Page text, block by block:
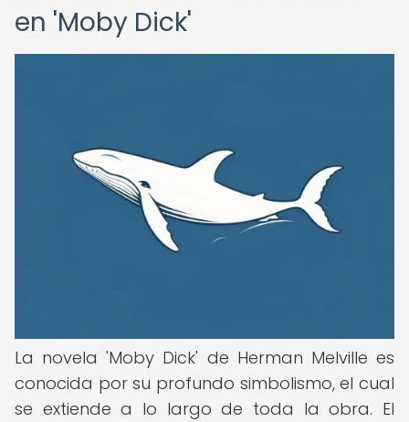
en 'Moby Dick'
La novela 'Moby Dick' de Herman Melville es
conocida por su profundo simbolismo, el cual
se extiende a lo largo de toda la obra. El